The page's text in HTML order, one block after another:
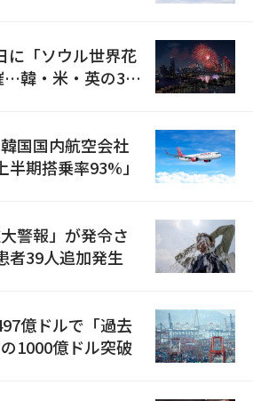
に「ソウル世界花
…韓・米・英の3カ
国国内航空会社
期搭乗率93%」
警報」が発令さ
者39人追加発生
億ドルで「過去
1000億ドル突破